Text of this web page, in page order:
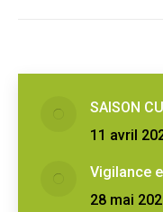
SAISON
11 avril
Vigilance
28 mai